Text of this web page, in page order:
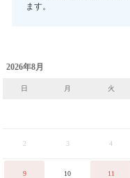
ます。
2026年8月
日 月 火
2 3 4
9 10 11